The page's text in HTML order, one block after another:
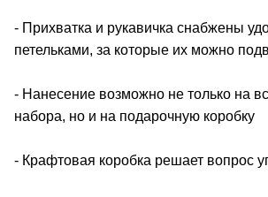
- Прихватка и рукавичка снабжены
петельками, за которые их можно
- Нанесение возможно не только на
набора, но и на подарочную коробку
- Крафтовая коробка решает вопрос